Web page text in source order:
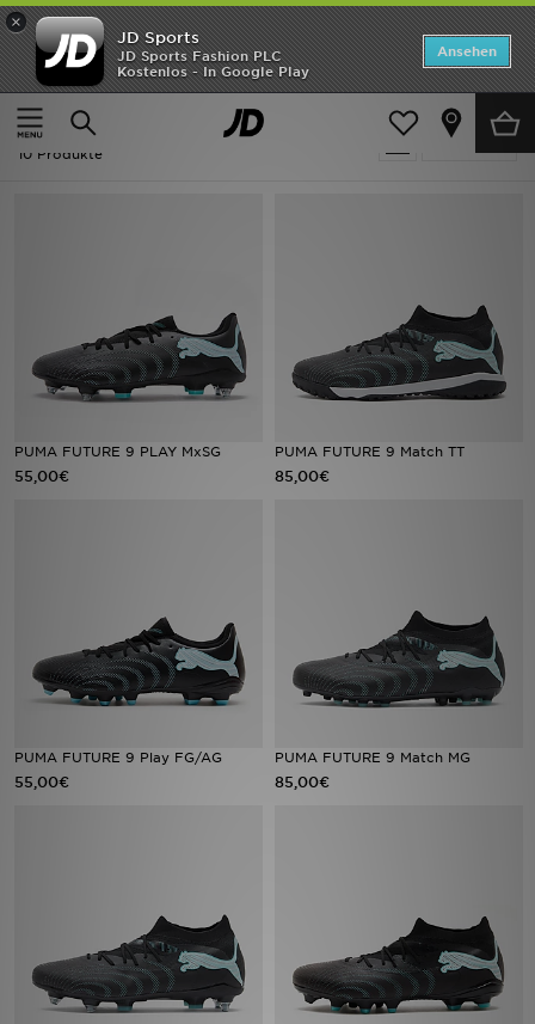
×
JD Sports
JD Sports Fashion PLC
Kostenlos - In Google Play
Ansehen
Home
Puma Future
Verfeinern
Puma Future
10 Produkte
PUMA FUTURE 9 PLAY MxSG
55,00€
PUMA FUTURE 9 Match TT
85,00€
PUMA FUTURE 9 Play FG/AG
55,00€
PUMA FUTURE 9 Match MG
85,00€
ANGEBOTE
Neuheiten
Herren
Marken
Sport
Hilfe & Kontakt
Geschenkgutschein